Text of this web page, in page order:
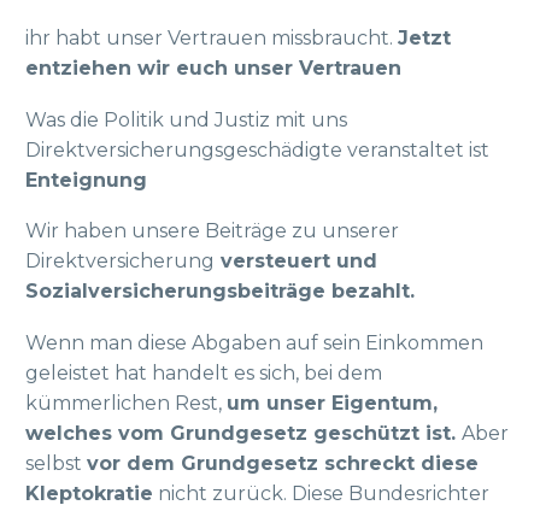
ihr habt unser Vertrauen missbraucht. Jetzt
entziehen wir euch unser Vertrauen
Was die Politik und Justiz mit uns
Direktversicherungsgeschädigte veranstaltet ist
Enteignung
Wir haben unsere Beiträge zu unserer
Direktversicherung versteuert und
Sozialversicherungsbeiträge bezahlt.
Wenn man diese Abgaben auf sein Einkommen
geleistet hat handelt es sich, bei dem
kümmerlichen Rest, um unser Eigentum,
welches vom Grundgesetz geschützt ist. Aber
selbst vor dem Grundgesetz schreckt diese
Kleptokratie nicht zurück. Diese Bundesrichter